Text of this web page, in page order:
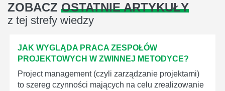
ZOBACZ OSTATNIE ARTYKUŁY
z tej strefy wiedzy
JAK WYGLĄDA PRACA ZESPOŁÓW
PROJEKTOWYCH W ZWINNEJ METODYCE?
Project management (czyli zarządzanie projektami)
to szereg czynności mających na celu zrealizowanie